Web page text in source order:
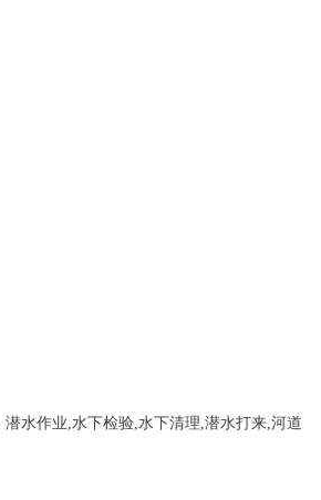
潜水作业,水下检验,水下清理,潜水打来,河道